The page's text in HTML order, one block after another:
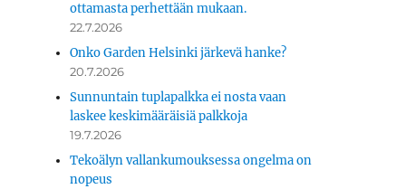
ottamasta perhettään mukaan.
22.7.2026
Onko Garden Helsinki järkevä hanke?
20.7.2026
Sunnuntain tuplapalkka ei nosta vaan
laskee keskimääräisiä palkkoja
19.7.2026
Tekoälyn vallankumouksessa ongelma on
nopeus